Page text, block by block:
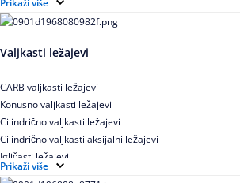
Samopodesivi kuglični ležajevi
Aksijalni kuglični ležajevi
Kuglični ležajevi od nerđajućeg čelika
Prikaži više
Valjkasti ležajevi
CARB valjkasti ležajevi
Konusno valjkasti ležajevi
Cilindrično valjkasti ležajevi
Cilindrično valjkasti aksijalni ležajevi
Igličasti ležajevi
Igličasti aksijalni ležajevi
Prikaži više